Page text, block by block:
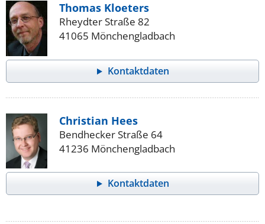
Thomas Kloeters
Rheydter Straße 82
41065 Mönchengladbach
Kontaktdaten
Christian Hees
Bendhecker Straße 64
41236 Mönchengladbach
Kontaktdaten